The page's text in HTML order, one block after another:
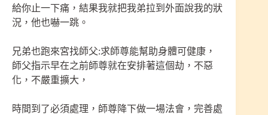
給你止一下痛，結果我就把我弟拉到外面說我的狀
況，他也嚇一跳。
兄弟也跑來宮找師父:求師尊能幫助身體可健康，
師父指示早在之前師尊就在安排著這個劫，不惡
化，不嚴重擴大，
時間到了必須處理，師尊降下做一場法會，完善處